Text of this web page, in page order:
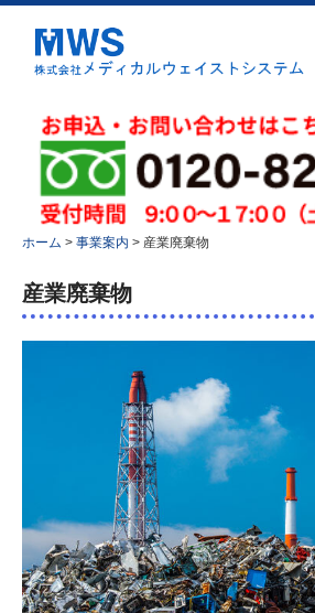
会社案内
理念・方針
会社概要
アクセス
許可一覧
医療廃棄物
産業廃棄物
機密処理
試薬・薬品
太陽光パネル
ホーム 事業案内 産業廃棄物
産業廃棄物